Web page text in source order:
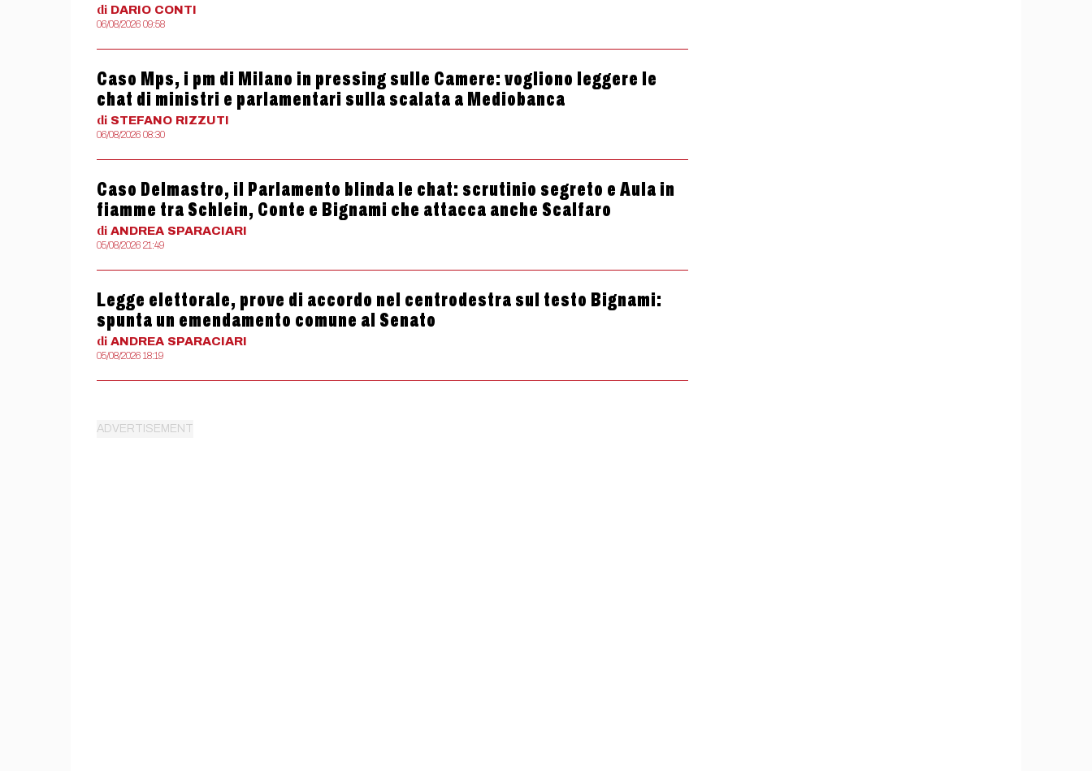
di DARIO CONTI
06/08/2026 09:58
Caso Mps, i pm di Milano in pressing sulle Camere: vogliono leggere le
chat di ministri e parlamentari sulla scalata a Mediobanca
di STEFANO RIZZUTI
06/08/2026 08:30
Caso Delmastro, il Parlamento blinda le chat: scrutinio segreto e Aula in
fiamme tra Schlein, Conte e Bignami che attacca anche Scalfaro
di ANDREA SPARACIARI
05/08/2026 21:49
Legge elettorale, prove di accordo nel centrodestra sul testo Bignami:
spunta un emendamento comune al Senato
di ANDREA SPARACIARI
05/08/2026 18:19